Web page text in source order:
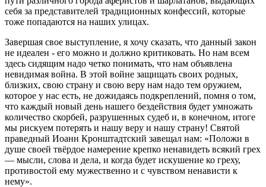
себя за представителей традиционных конфессий, которые
тоже попадаются на наших улицах.
Завершая свое выступление, я хочу сказать, что данный закон
не идеален - его можно и должно критиковать. Но нам всем
здесь сидящим надо четко понимать, что нам объявлена
невидимая война. В этой войне защищать своих родных,
близких, свою страну и свою веру нам надо тем оружием,
которое у нас есть, не дожидаясь подкреплений, помня о том,
что каждый новый день нашего бездействия будет умножать
количество скорбей, разрушенных судеб и, в конечном, итоге
мы рискуем потерять и нашу веру и нашу страну! Святой
праведный Иоанн Кронштадтский завещал нам: «Положи в
душе своей твёрдое намерение крепко ненавидеть всякий грех
— мысли, слова и дела, и когда будет искушение ко греху,
противостой ему мужественно и с чувством ненависти к
нему».